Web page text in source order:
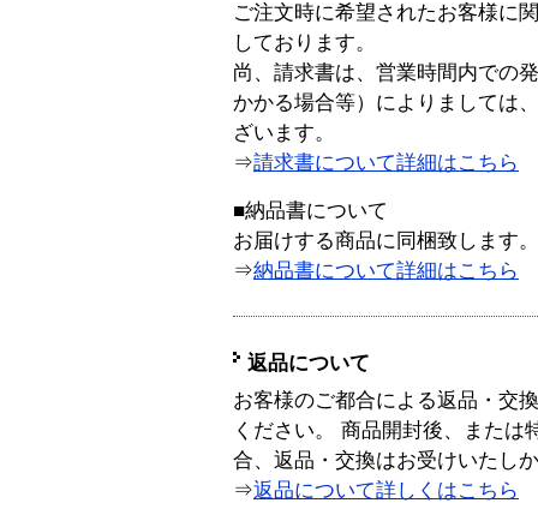
ご注文時に希望されたお客様に
しております。
尚、請求書は、営業時間内での
かかる場合等）によりましては
ざいます。
⇒請求書について詳細はこちら
■納品書について
お届けする商品に同梱致します。
⇒納品書について詳細はこちら
返品について
お客様のご都合による返品・交
ください。 商品開封後、または
合、返品・交換はお受けいたし
⇒返品について詳しくはこちら